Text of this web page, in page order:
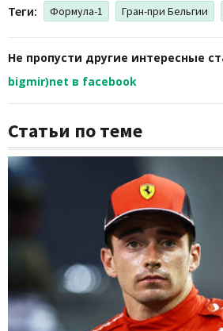
Теги: Формула-1 Гран-при Бельгии
Не пропусти другие интересные
bigmir)net в facebook
Статьи по теме